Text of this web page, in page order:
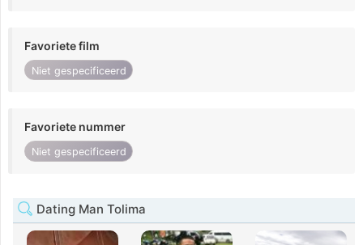
Favoriete film
Niet gespecificeerd
Favoriete nummer
Niet gespecificeerd
Dating Man Tolima